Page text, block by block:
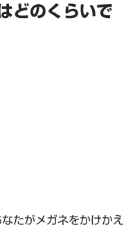
どのくらいで
たがメガネをかけかえ